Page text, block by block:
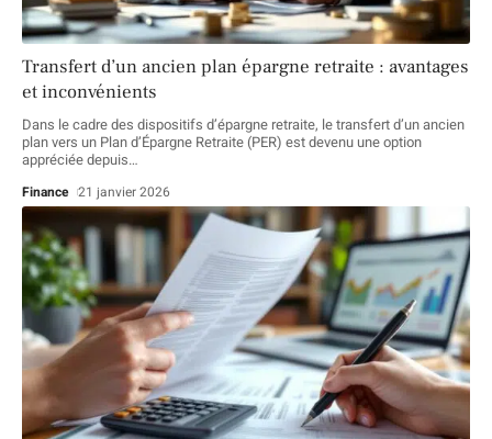
Transfert d’un ancien plan épargne retraite : avantages
et inconvénients
Dans le cadre des dispositifs d’épargne retraite, le transfert d’un ancien
plan vers un Plan d’Épargne Retraite (PER) est devenu une option
appréciée depuis…
Finance 21 janvier 2026